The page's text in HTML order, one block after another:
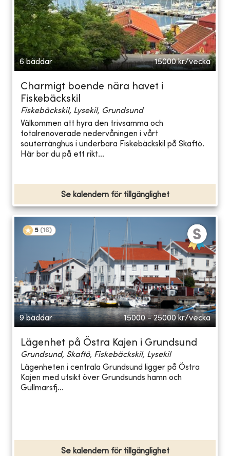
6 bäddar 15000 kr/vecka
Charmigt boende nära havet i
Fiskebäckskil
Fiskebäckskil, Lysekil, Grundsund
Välkommen att hyra den trivsamma och
totalrenoverade nedervåningen i vårt
souterränghus i underbara Fiskebäckskil på Skaftö.
Här bor du på ett rikt...
Se kalendern för tillgänglighet
5 (16)
9 bäddar 15000 - 25000 kr/vecka
Lägenhet på Östra Kajen i Grundsund
Grundsund, Skaftö, Fiskebäckskil, Lysekil
Lägenheten i centrala Grundsund ligger på Östra
Kajen med utsikt över Grundsunds hamn och
Gullmarsfj...
Se kalendern för tillgänglighet